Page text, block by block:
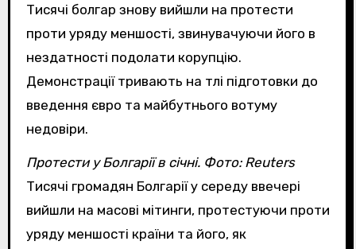
Тисячі болгар знову вийшли на протести
проти уряду меншості, звинувачуючи його в
нездатності подолати корупцію.
Демонстрації тривають на тлі підготовки до
введення євро та майбутнього вотуму
недовіри.
Протести у Болгарії в січні. Фото: Reuters
Тисячі громадян Болгарії у середу ввечері
вийшли на масові мітинги, протестуючи проти
уряду меншості країни та його, як